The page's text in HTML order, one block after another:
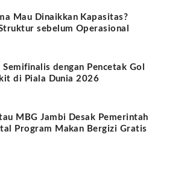
Mau Dinaikkan Kapasitas?
sebelum Operasional
Semifinalis dengan Pencetak Gol
di Piala Dunia 2026
MBG Jambi Desak Pemerintah
Program Makan Bergizi Gratis